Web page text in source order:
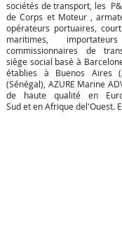
sociétés de transport, les
de Corps et Moteur ,
opérateurs portuaires,
maritimes,
commissionnaires de
siège social basé à
établies à Buenos Aires
(Sénégal), AZURE Marine
de haute qualité en
Sud et en Afrique del'Ouest.